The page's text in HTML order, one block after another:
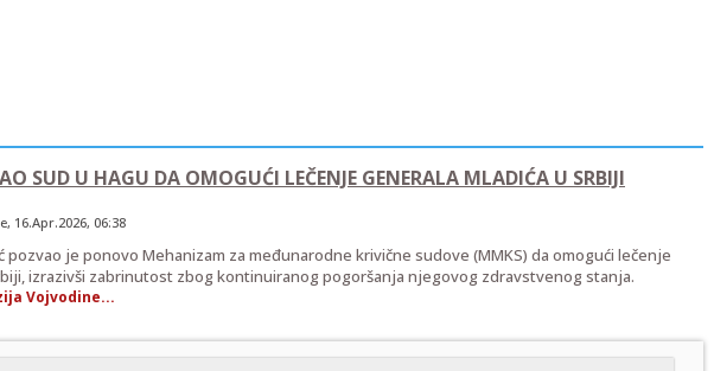
SUD U HAGU DA OMOGUĆI LEČENJE GENERALA MLADIĆA U SRBIJI
, 16.Apr.2026, 06:38
pozvao je ponovo Mehanizam za međunarodne krivične sudove (MMKS) da omogući lečenje
izrazivši zabrinutost zbog kontinuiranog pogoršanja njegovog zdravstvenog stanja.
Vojvodine...